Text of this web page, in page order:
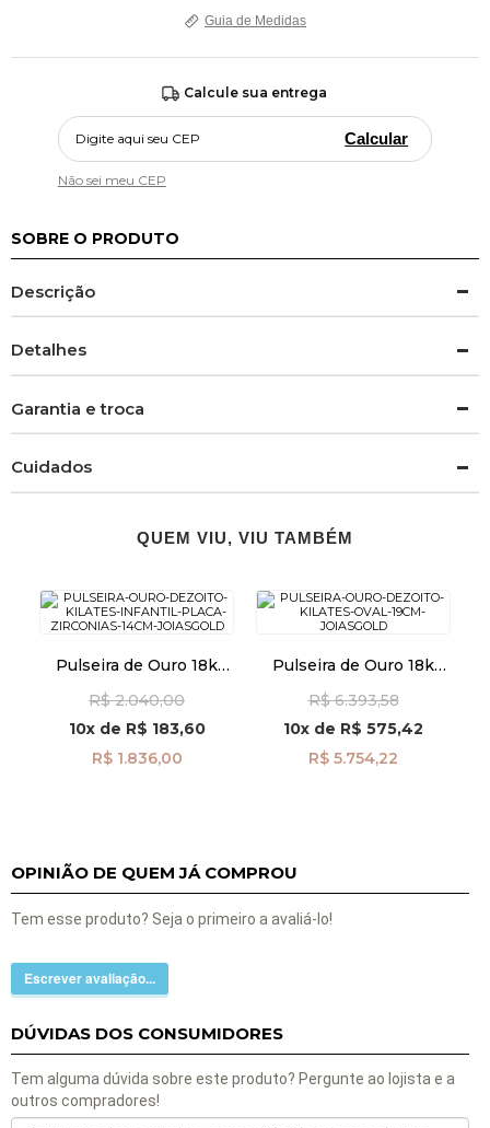
Guia de Medidas
Calcule sua entrega
Calcular
Não sei meu CEP
SOBRE O PRODUTO
Descrição
Detalhes
Garantia e troca
Cuidados
QUEM VIU, VIU TAMBÉM
Pulseira de Ouro 18k
Zircônias de 14cm
pu08480
R$ 2.040,00
10xde R$ 183,60
R$ 1.836,00
Pulseira de Ouro 18k
pu08385
R$ 6.393,58
10x de R$ 575,42
R$ 5.754,22
OPINIÃO DE QUEM JÁ COMPROU
Tem esse produto? Seja o primeiro a avaliá-lo!
Escrever avaliação...
DÚVIDAS DOS CONSUMIDORES
Tem alguma dúvida sobre este produto? Pergunte ao lojista e a
outros compradores!